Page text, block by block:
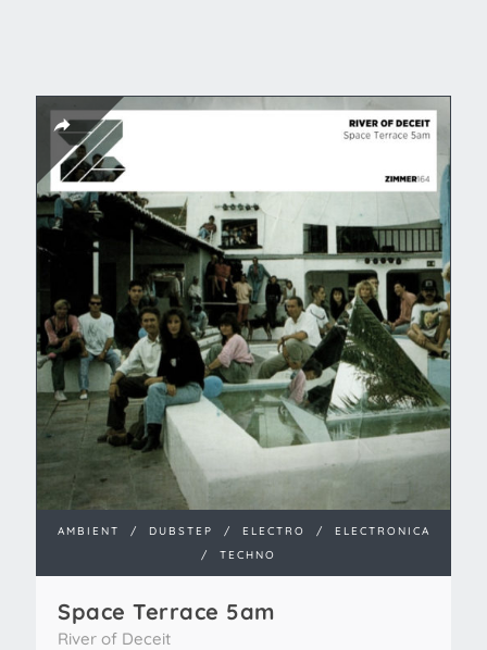
AMBIENT / DUBSTEP / ELECTRO /
ELECTRONICA
/
TECHNO
Space Terrace 5am
River of Deceit